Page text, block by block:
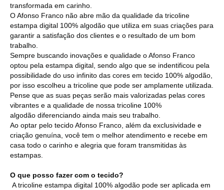
transformada em carinho.
O Afonso Franco não abre mão da qualidade da tricoline
estampa digital 100% algodão que utiliza em suas criações para
garantir a satisfação dos clientes e o resultado de um bom
trabalho.
Sempre buscando inovações e qualidade o Afonso Franco
optou pela estampa digital, sendo algo que se indentificou pela
possibilidade do uso infinito das cores em tecido 100% algodão,
por isso escolheu a tricoline que pode ser amplamente utilizada.
Pense que as suas peças serão mais valorizadas pelas cores
vibrantes e a qualidade de nossa tricoline 100%
algodão diferenciando ainda mais seu trabalho.
Ao optar pelo tecido Afonso Franco, além da exclusividade e
criação genuína, você tem o melhor atendimento e recebe em
casa todo o carinho e alegria que foram transmitidas às
estampas.
O que posso fazer com o tecido?
A tricoline estampa digital 100% algodão pode ser aplicada em